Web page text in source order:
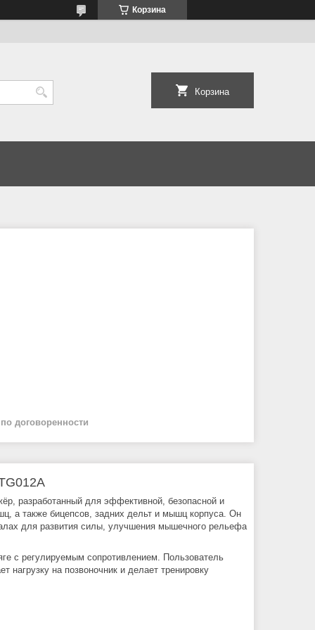
Корзина
Корзина
по договоренности
разработанный для эффективной, безопасной и
а также бицепсов, задних дельт и мышц корпуса. Он
для развития силы, улучшения мышечного рельефа
с регулируемым сопротивлением. Пользователь
нагрузку на позвоночник и делает тренировку